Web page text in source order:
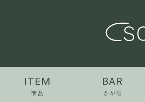
ITEM
商品
BAR
さが酒